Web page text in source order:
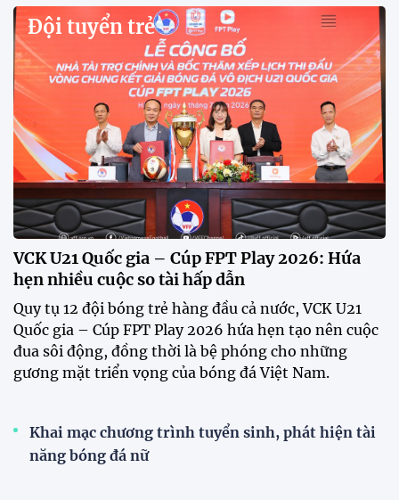
Xã Hùng Châu tưng bừng khai mạc giải bóng đá
truyền thống lần thứ VI
Giải bóng đá truyền thống xã Hùng Châu lần thứ VI
chính thức khởi tranh với sự tham gia của 14 đội
bóng, hứa hẹn mang đến những trận cầu hấp dẫn.
HLV Kim Sang Sik: "ĐT Việt Nam sẽ tung đội
hình mạnh nhất trước Campuchia"
CĐV vượt gần 80 km từ 5h30 sáng để mua vé xem
tuyển Việt Nam
Tuyển Việt Nam đối đầu Malaysia ở bán kết
ASEAN Cup 2026?
Đội tuyển Việt Nam được người hâm mộ chào đón
nồng nhiệt khi trở về Hà Nội